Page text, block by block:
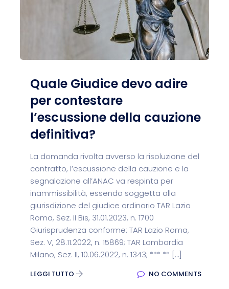
Quale Giudice devo adire
per contestare
l’escussione della cauzione
definitiva?
La domanda rivolta avverso la risoluzione del
contratto, l’escussione della cauzione e la
segnalazione all’ANAC va respinta per
inammissibilità, essendo soggetta alla
giurisdizione del giudice ordinario TAR Lazio
Roma, Sez. II Bis, 31.01.2023, n. 1700
Giurisprudenza conforme: TAR Lazio Roma,
Sez. V, 28.11.2022, n. 15869; TAR Lombardia
Milano, Sez. II, 10.06.2022, n. 1343; *** ** […]
LEGGI TUTTO NO COMMENTS